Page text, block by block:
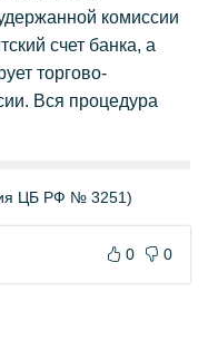
комиссии
счет банка, а
торгово-
Вся процедура
ЦБ РФ № 3251)
0 0